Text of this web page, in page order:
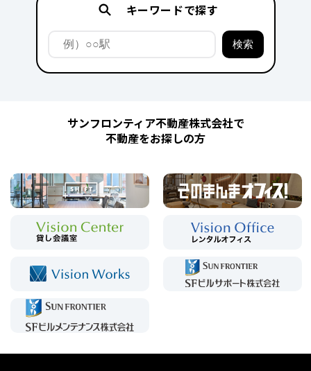
キーワードで探す
サンフロンティア不動産株式会社で
不動産をお探しの方